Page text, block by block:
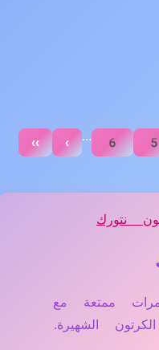
6
...
›
››
نتورك
ممتعة مع
الشهيرة.